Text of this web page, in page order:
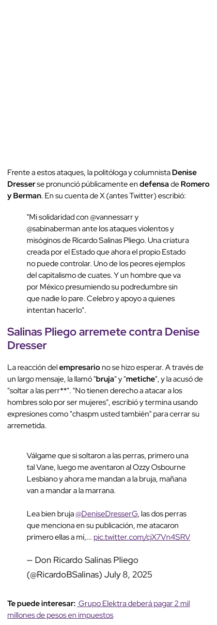
Frente a estos ataques, la politóloga y columnistaDenise
Dresserse pronunció públicamente endefensadeRomero
y Berman. En su cuenta de X (antes Twitter) escribió:
"Mi solidaridad con @vannessarr y
@sabinaberman ante los ataques violentos y
misóginos de Ricardo Salinas Pliego. Una criatura
creada por el Estado que ahora el propio Estado
no puede controlar. Uno de los peores ejemplos
del capitalismo de cuates. Y un hombre que va
por México presumiendo su podredumbre sin
que nadie lo pare. Celebro y apoyo a quienes
intentan hacerlo".
Salinas Pliego arremete contraDenise
Dresser
La reacción delempresariono se hizo esperar. A través de
un largo mensaje, la llamó "bruja" y "metiche", y la acusó de
"soltar a las perr**". "No tienen derecho a atacar a los
hombres solo por ser mujeres", escribió y termina usando
expresiones como "chaspm usted también" para cerrar su
arremetida.
Válgame que si soltaron a las perras, primero una
tal Vane, luego me aventaron al Ozzy Osbourne
Lesbiano y ahora me mandan a la bruja, mañana
van a mandar a la marrana.
Lea bien bruja@DeniseDresserG, las dos perras
que menciona en su publicación, me atacaron
primero ellas a mí,... pic.twitter.com/cjX7Vn4SRV
— Don Ricardo Salinas Pliego
(@RicardoBSalinas) July 8, 2025
Te puede interesar: Grupo Elektra deberá pagar 2 mil
millones de pesos en impuestos